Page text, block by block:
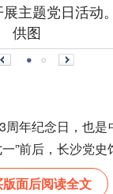
题党日活动
供图
纪念日，也是
”前后，长沙党史
版面后阅读全文